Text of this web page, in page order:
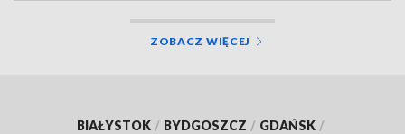
ZOBACZ WIĘCEJ
BIAŁYSTOK / BYDGOSZCZ / GDAŃSK /